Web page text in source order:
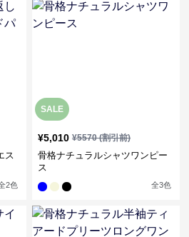
ス
2色
SALE
¥5,010 ¥5570(割引前)
骨格ナチュラルシャツワンピー
ス
全3色